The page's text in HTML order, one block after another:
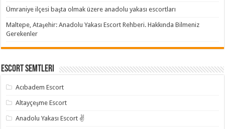
Ümraniye ilçesi başta olmak üzere anadolu yakası escortları
Maltepe, Ataşehir: Anadolu Yakası Escort Rehberi. Hakkında Bilmeniz
Gerekenler
Escort Semtleri
Acıbadem Escort
Altayçeşme Escort
Anadolu Yakası Escort ✌️